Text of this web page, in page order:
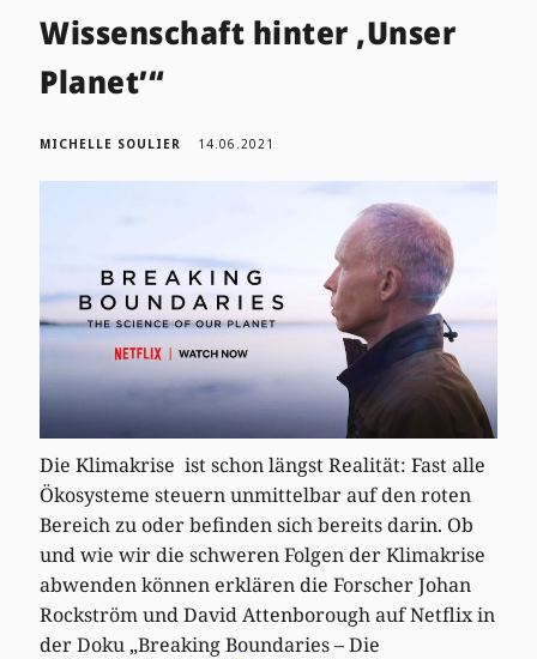
Wissenschaft hinter ‚Unser
Planet’“
MICHELLE SOULIER 14.06.2021
Die Klimakrise ist schon längst Realität: Fast alle
Ökosysteme steuern unmittelbar auf den roten
Bereich zu oder befinden sich bereits darin. Ob
und wie wir die schweren Folgen der Klimakrise
abwenden können erklären die Forscher Johan
Rockström und David Attenborough auf Netflix in
der Doku „Breaking Boundaries – Die